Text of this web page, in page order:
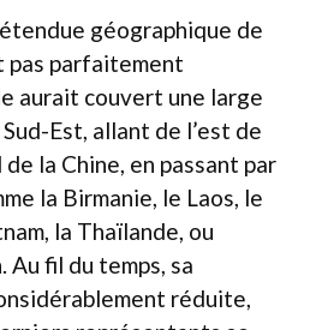
géographique de
pas parfaitement
aurait couvert une large
Est, allant de l’est de
de la Chine, en passant par
la Birmanie, le Laos, le
la Thaïlande, ou
Au fil du temps, sa
réduite,